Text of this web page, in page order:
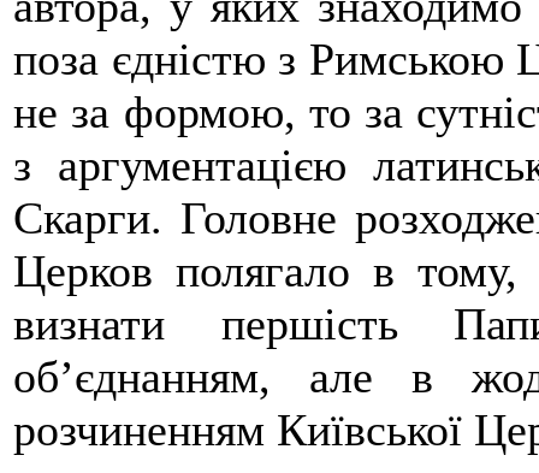
поза єдністю з
не за формою, то за
з аргументацією
Скарги. Головне
Церков полягало в
визнати першість
об’єднанням, але в
розчиненням Київської